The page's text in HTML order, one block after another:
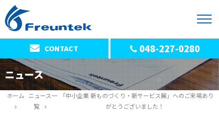
CONTACT 048-227-0280
ニュース
ホーム ニュース一
覧
「中小企業 新ものづくり・新サービス展」へのご来場あり
がとうございました！